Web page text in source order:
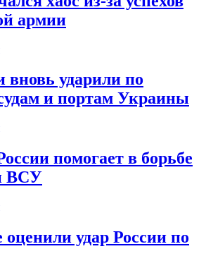
армии
вновь ударили по
и портам Украины
помогает в борьбе
ВСУ
оценили удар России по